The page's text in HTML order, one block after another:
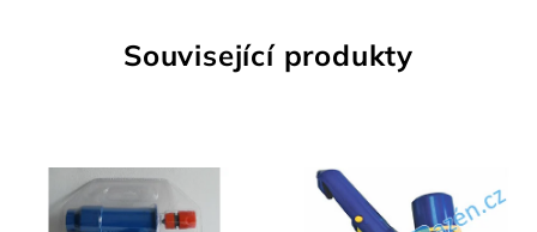
Související produkty